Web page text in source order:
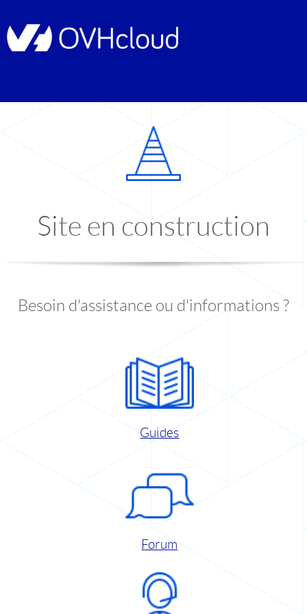
Site en construction
Besoin d'assistance ou d'informations ?
Guides
Forum